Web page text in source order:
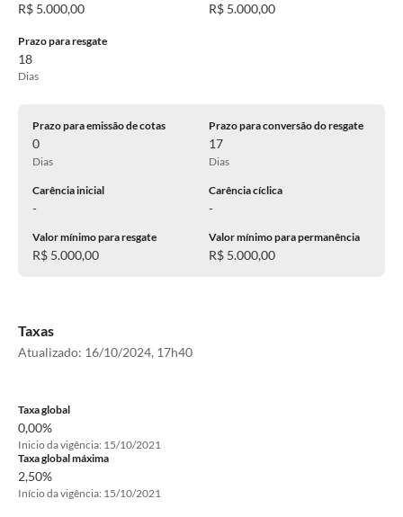
R$ 5.000,00 R$ 5.000,00
Prazo para resgate
18
Dias
Prazo para emissão de cotas
0
Dias
Prazo para conversão do resgate
17
Dias
Carência inicial
-
Carência cíclica
-
Valor mínimo para resgate
R$ 5.000,00
Valor mínimo para permanência
R$ 5.000,00
Taxas
Atualizado: 16/10/2024, 17h40
Taxa global
0,00%
Inicio da vigência: 15/10/2021
Taxa global máxima
2,50%
Início da vigência: 15/10/2021